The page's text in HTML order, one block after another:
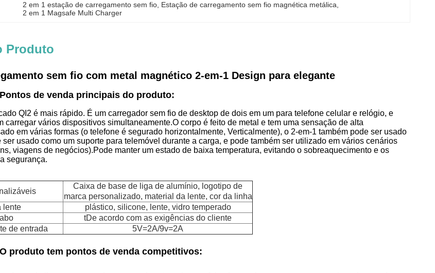
2 em 1 estação de carregamento sem fio Estação de carregamento sem fio magnética metálica
2 em 1 Magsafe Multi Charger
Produto
sem fio com metal magnético 2-em-1 Design para elegante
Pontos de venda principais do produto:
QI2 é mais rápido. É um carregador sem fio de desktop de dois em um para telefone celular e relógio, e
carregar vários dispositivos simultaneamente.O corpo é feito de metal e tem uma sensação de alta
em várias formas (o telefone é segurado horizontalmente, Verticalmente), o 2-em-1 também pode ser usado
ser usado como um suporte para telemóvel durante a carga, e pode também ser utilizado em vários cenários
viagens de negócios).Pode manter um estado de baixa temperatura, evitando o sobreaquecimento e os
segurança.
Caixa de base de liga de alumínio, logotipo de
marca personalizado, material da lente, cor da linha
lente
plástico, silicone, lente, vidro temperado
tDe acordo com as exigências do cliente
de entrada
5V=2A/9v=2A
O produto tem pontos de venda competitivos: